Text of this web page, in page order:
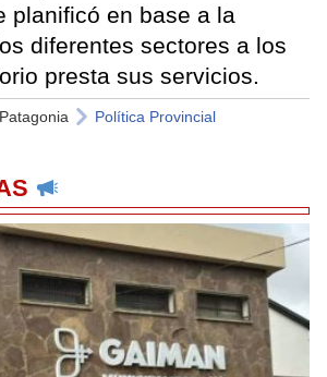
planificó en base a la
diferentes sectores a los
presta sus servicios.
Política Provincial